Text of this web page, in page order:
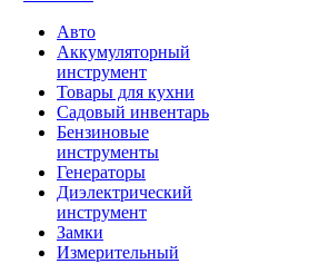
Авто
Аккумуляторный
инструмент
Товары для кухни
Садовый инвентарь
Бензиновые
инструменты
Генераторы
Диэлектрический
инструмент
Замки
Измерительный